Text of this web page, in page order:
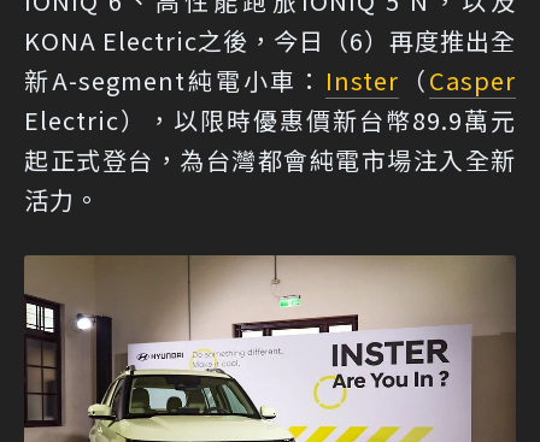
KONA Electric之後，今日（6）再度推出全
新A-segment純電小車： Inster （Casper
Electric），以限時優惠價新台幣89.9萬元
起正式登台，為台灣都會純電市場注入全新
活力。